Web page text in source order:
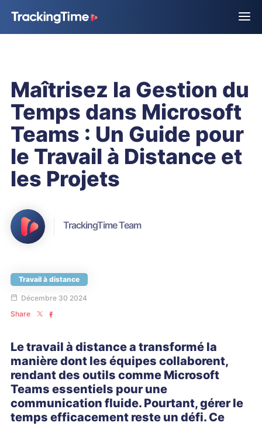
Maîtrisez la Gestion du
Temps dans Microsoft
Teams : Un Guide pour
le Travail à Distance et
les Projets
TrackingTime Team
Travail à distance
Décembre 30 2024
Share
Le travail à distance a transformé la
manière dont les équipes collaborent,
rendant des outils comme Microsoft
Teams essentiels pour une
communication fluide. Pourtant, gérer le
temps efficacement reste un défi. Ce